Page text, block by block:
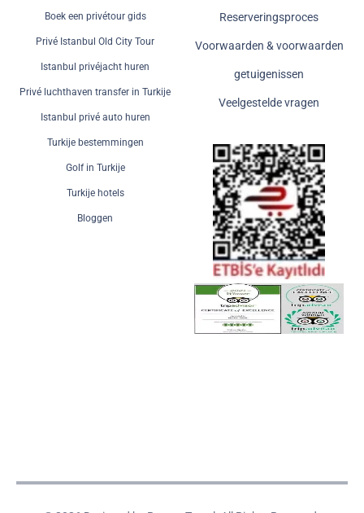
Boek een privétour gids
Privé Istanbul Old City Tour
Istanbul privéjacht huren
Privé luchthaven transfer in Turkije
Istanbul privé auto huren
Turkije bestemmingen
Golf in Turkije
Turkije hotels
Bloggen
Reserveringsproces
Voorwaarden & voorwaarden
getuigenissen
Veelgestelde vragen